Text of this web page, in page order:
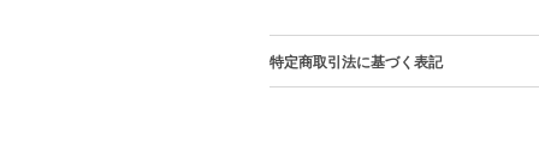
特定商取引法に基づく表記